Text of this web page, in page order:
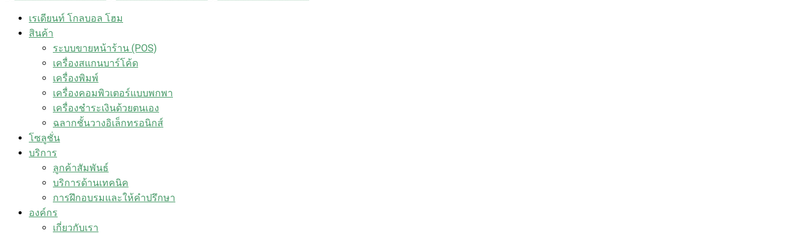
เรเดียนท์ โกลบอล โฮม
สินค้า
ระบบขายหน้าร้าน (POS)
เครื่องสแกนบาร์โค้ด
เครื่องพิมพ์
เครื่องคอมพิวเตอร์แบบพกพา
เครื่องชำระเงินด้วยตนเอง
ฉลากชั้นวางอิเล็กทรอนิกส์
โซลูชั่น
บริการ
ลูกค้าสัมพันธ์
บริการด้านเทคนิค
การฝึกอบรมและให้คำปรึกษา
องค์กร
เกี่ยวกับเรา